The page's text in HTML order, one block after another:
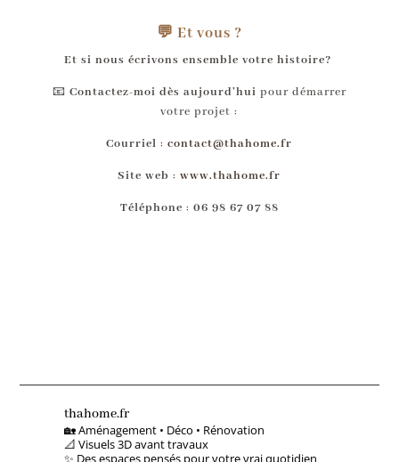
💬 Et vous ?
Et si nous écrivons ensemble votre histoire?
📧 Contactez-moi dès aujourd’hui pour démarrer
votre projet :
Courriel :contact@thahome.fr
Site web :www.thahome.fr
Téléphone : 06 98 67 07 88
thahome.fr
🏡 Aménagement • Déco • Rénovation
📐 Visuels 3D avant travaux
✨ Des espaces pensés pour votre vrai quotidien